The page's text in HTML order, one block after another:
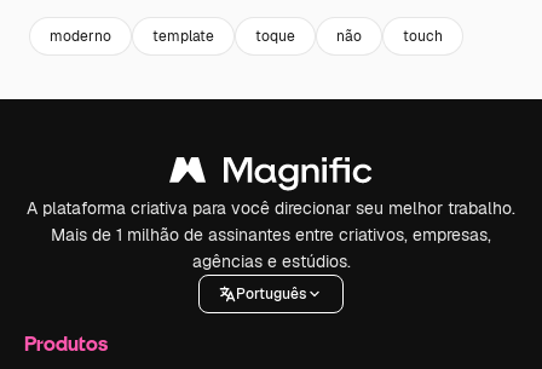
moderno template toque não touch
A plataforma criativa para você direcionar seu melhor trabalho.
Mais de 1 milhão de assinantes entre criativos, empresas,
agências e estúdios.
Português
Produtos